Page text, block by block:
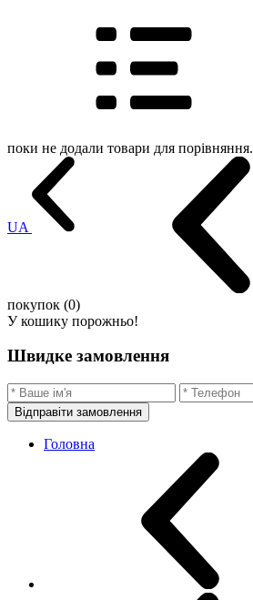
поки не додали товари для порівняння.
UA
покупок (0)
У кошику порожньо!
Швидке замовлення
Відправіти замовлення
Головна